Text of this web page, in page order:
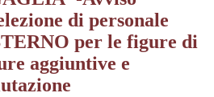
di personale
per le figure di
aggiuntive e